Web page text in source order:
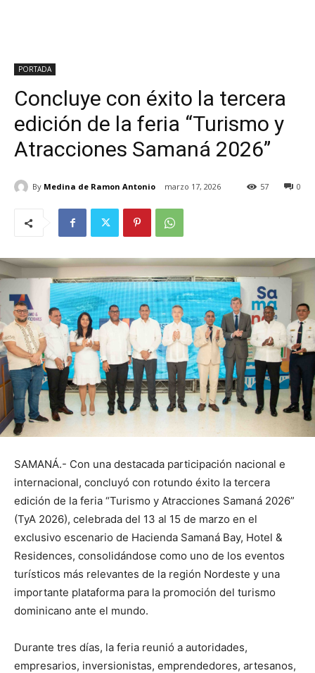
PORTADA
Concluye con éxito la tercera
edición de la feria “Turismo y
Atracciones Samaná 2026”
By Medina de Ramon Antonio marzo 17, 2026 0
57
SAMANÁ.- Con una destacada participación nacional e
internacional, concluyó con rotundo éxito la tercera
edición de la feria “Turismo y Atracciones Samaná 2026”
(TyA 2026), celebrada del 13 al 15 de marzo en el
exclusivo escenario de Hacienda Samaná Bay, Hotel &
Residences, consolidándose como uno de los eventos
turísticos más relevantes de la región Nordeste y una
importante plataforma para la promoción del turismo
dominicano ante el mundo.
Durante tres días, la feria reunió a autoridades,
empresarios, inversionistas, emprendedores, artesanos,